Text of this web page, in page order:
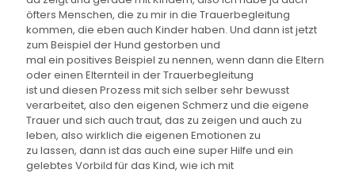
öfters Menschen, die zu mir in die Trauerbegleitung
kommen, die eben auch Kinder haben. Und dann ist jetzt
zum Beispiel der Hund gestorben und
mal ein positives Beispiel zu nennen, wenn dann die Eltern
oder einen Elternteil in der Trauerbegleitung
ist und diesen Prozess mit sich selber sehr bewusst
verarbeitet, also den eigenen Schmerz und die eigene
Trauer und sich auch traut, das zu zeigen und auch zu
leben, also wirklich die eigenen Emotionen zu
zu lassen, dann ist das auch eine super Hilfe und ein
gelebtes Vorbild für das Kind, wie ich mit